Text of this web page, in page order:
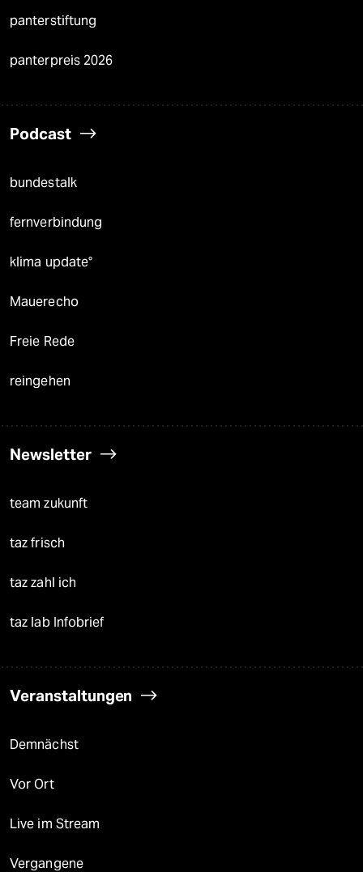
panterstiftung
panterpreis 2026
Podcast
bundestalk
fernverbindung
klima update°
Mauerecho
Freie Rede
reingehen
Newsletter
team zukunft
taz frisch
taz zahl ich
taz lab Infobrief
Veranstaltungen
Demnächst
Vor Ort
Live im Stream
Vergangene